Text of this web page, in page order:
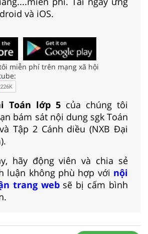
và iOS.
miễn phí trên mạng xã hội
Toán lớp 5 của chúng tôi
bám sát nội dung sgk Toán
Tập 2 Cánh diều (NXB Đại
hãy động viên và chia sẻ
luận không phù hợp với nội
trang websẽ bị cấm bình